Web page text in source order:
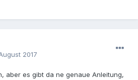
2017
aber es gibt da ne genaue Anleitung,